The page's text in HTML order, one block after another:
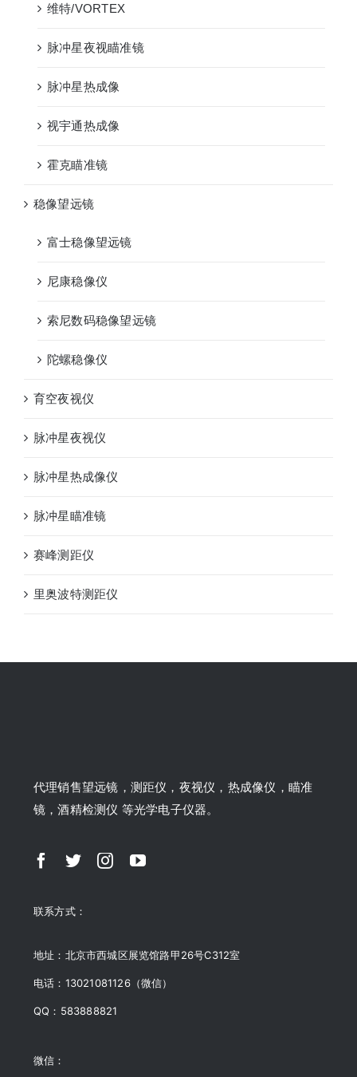
维特/VORTEX
脉冲星夜视瞄准镜
脉冲星热成像
视宇通热成像
霍克瞄准镜
稳像望远镜
富士稳像望远镜
尼康稳像仪
索尼数码稳像望远镜
陀螺稳像仪
育空夜视仪
脉冲星夜视仪
脉冲星热成像仪
脉冲星瞄准镜
赛峰测距仪
里奥波特测距仪
代理销售望远镜，测距仪，夜视仪，热成像仪，瞄准
镜，酒精检测仪 等光学电子仪器。
联系方式：
地址：北京市西城区展览馆路甲26号C312室
电话：13021081126（微信）
QQ：583888821
微信：